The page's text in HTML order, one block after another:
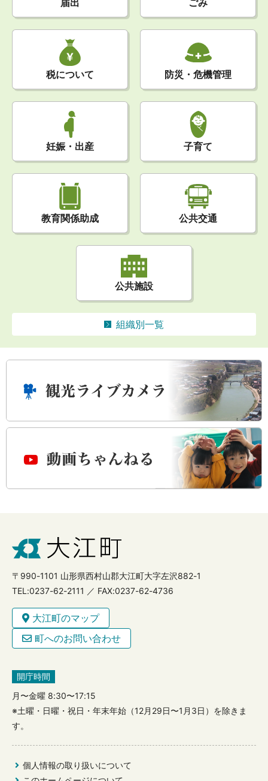
税について 防災・危機管理
妊娠・出産 子育て
教育関係助成 公共交通
公共施設
組織別一覧
〒990-1101 山形県西村山郡大江町大字左沢882-1
TEL:0237-62-2111 ／ FAX:0237-62-4736
大江町のマップ
町へのお問い合わせ
開庁時間
月〜金曜 8:30〜17:15
※土曜・日曜・祝日・年末年始（12月29日〜1月3日）を除きま
す。
個人情報の取り扱いについて